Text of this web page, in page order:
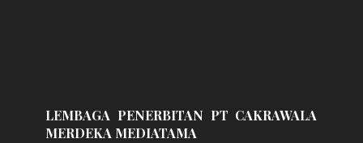
LEMBAGA PENERBITAN PT CAKRAWALA
MERDEKA MEDIATAMA